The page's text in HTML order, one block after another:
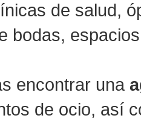
de salud,
bodas,
encontrar una
de ocio, así